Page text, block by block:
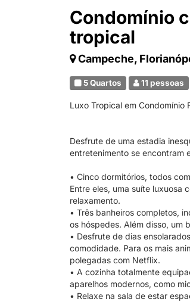
Condomínio
tropical
Campeche,
5 Quartos 11 pessoas
Luxo Tropical em Condomínio
Desfrute de uma estadia
entretenimento se encontram
• Cinco dormitórios, todos
Entre eles, uma suíte luxuosa
relaxamento.
• Três banheiros completos,
os hóspedes. Além disso, um
• Desfrute de dias
comodidade. Para os mais
polegadas com Netflix.
• A cozinha totalmente
aparelhos modernos, como
• Relaxe na sala de estar